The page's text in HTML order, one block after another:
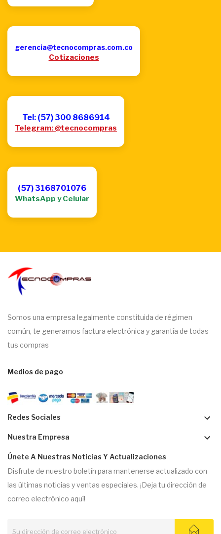
gerencia@tecnocompras.com.co
Cotizaciones
Tel: (57) 300 8686914
Telegram: @tecnocompras
(57) 3168701076
WhatsApp y Celular
Somos una empresa legalmente constituida de régimen
común, te generamos factura electrónica y garantía de todas
tus compras
Medios de pago
Redes Sociales keyboard_arrow_down
Nuestra Empresa keyboard_arrow_down
Únete A Nuestras Noticias Y Actualizaciones
Disfrute de nuestro boletín para mantenerse actualizado con
las últimas noticias y ventas especiales. ¡Deja tu dirección de
correo electrónico aquí!